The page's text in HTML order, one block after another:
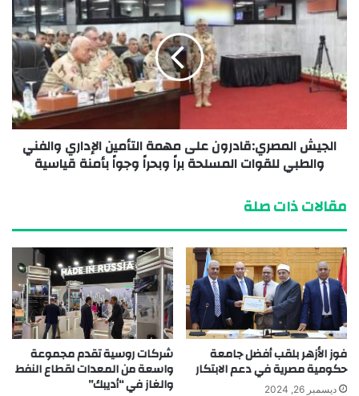
الجيش المصري:قادرون على مهمة التأمين الإداري والفني
والطبي للقوات المسلحة براً وبحراً وجواً بأمنة قياسية
مقالات ذات صلة
فوز الأزهر بلقب أفضل جامعة
حكومية مصرية في دعم الابتكار
ديسمبر 26, 2024
شركات روسية تقدم مجموعة
واسعة من المعدات لقطاع النفط
والغاز في “أديبك”